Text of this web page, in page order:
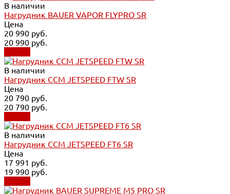
В наличии
Нагрудник BAUER VAPOR FLYPRO SR
Цена
20 990 руб.
20 990 руб.
В наличии
Нагрудник CCM JETSPEED FTW SR
Цена
20 790 руб.
20 790 руб.
В наличии
Нагрудник CCM JETSPEED FT6 SR
Цена
17 991 руб.
19 990 руб.